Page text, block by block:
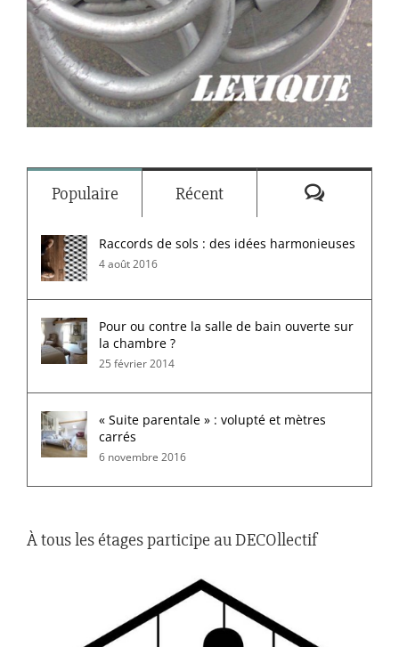
Populaire Récent
Raccords de sols : des idées harmonieuses
4 août 2016
Pour ou contre la salle de bain ouverte sur
la chambre ?
25 février 2014
« Suite parentale » : volupté et mètres
carrés
6 novembre 2016
À tous les étages participe au DECOllectif